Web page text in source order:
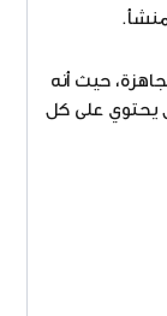
حيث أنه
يحتوي على كل